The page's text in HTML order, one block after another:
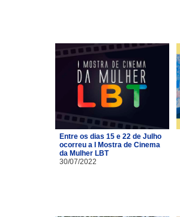
Entre os dias 15 e 22 de Julho
ocorreu a I Mostra de Cinema
da Mulher LBT
30/07/2022